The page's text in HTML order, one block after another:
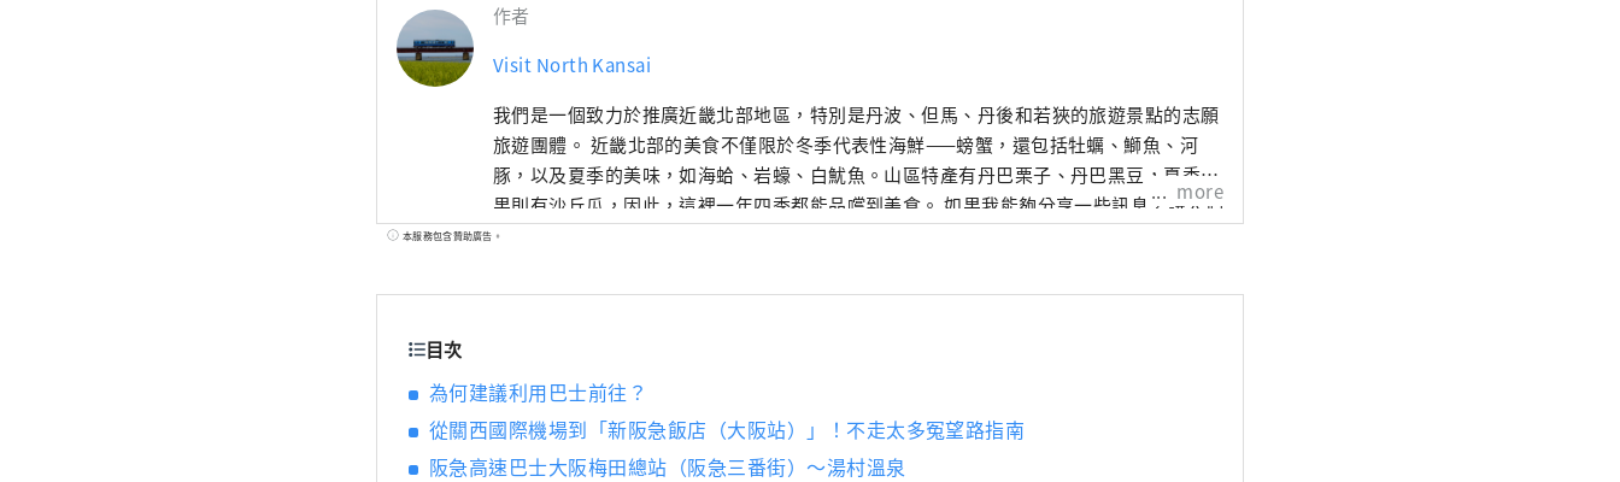
作者
Visit North Kansai
我們是一個致力於推廣近畿北部地區，特別是丹波、但馬、丹後和若狹的旅遊景點的志願
旅遊團體。 近畿北部的美食不僅限於冬季代表性海鮮——螃蟹，還包括牡蠣、鰤魚、河
豚，以及夏季的美味，如海蛤、岩蠔、白魷魚。山區特產有丹巴栗子、丹巴黑豆，夏季水
果則有沙丘瓜，因此，這裡一年四季都能品嚐到美食。 如果我能夠分享一些訊息，讓人們
可以多次遊覽廣闊的近畿北部地區，並享受火車旅行的樂趣，我將感到非常高興。
more
本服務包含贊助廣告。
目次
為何建議利用巴士前往？
從關西國際機場到「新阪急飯店（大阪站）」！不走太多冤望路指南
阪急高速巴士大阪梅田總站（阪急三番街）～湯村溫泉